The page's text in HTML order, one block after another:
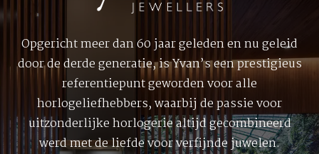
Opgericht meer dan 60 jaar geleden en nu geleid
door de derde generatie, is Yvan’s een prestigieus
referentiepunt geworden voor alle
horlogeliefhebbers, waarbij de passie voor
uitzonderlijke horlogerie altijd gecombineerd
werd met de liefde voor verfijnde juwelen.